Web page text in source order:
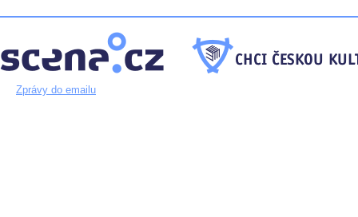
Zprávy do emailu